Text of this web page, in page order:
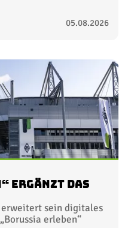
05.08.2026
ergänzt das
erweitert sein digitales
erleben“